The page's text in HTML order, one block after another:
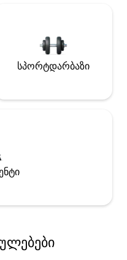
სპორტდარბაზი